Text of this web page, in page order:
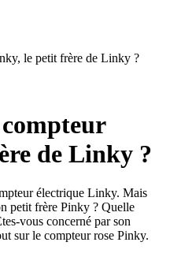
le petit frère de Linky ?
compteur
de Linky ?
électrique Linky. Mais
petit frère Pinky ? Quelle
vous concerné par son
sur le compteur rose Pinky.